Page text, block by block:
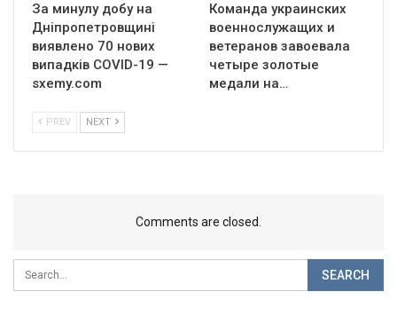
За минулу добу на
Дніпропетровщині
виявлено 70 нових
випадків COVID-19 —
sxemy.com
Команда украинских
военнослужащих и
ветеранов завоевала
четыре золотые
медали на…
PREV NEXT
Comments are closed.